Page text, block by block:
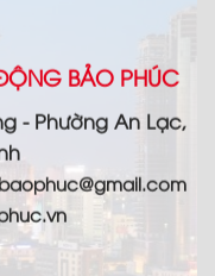
BẢO PHÚC
- Phường An Lạc,